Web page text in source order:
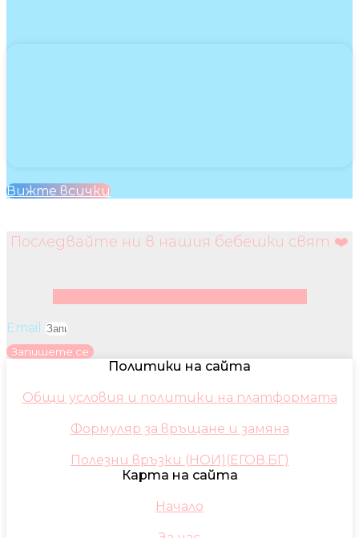
Вижте всички
Последвайте ни в нашия бебешки свят ❤️
Email
Запишете се
Политики на сайта
Общи условия и политики на платформата
Формуляр за връщане и замяна
Полезни връзки (НОИ)(ЕГОВ.БГ)
Карта на сайта
Начало